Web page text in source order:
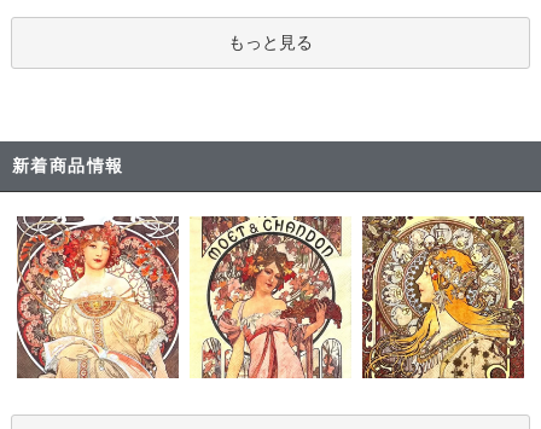
もっと見る
新着商品情報